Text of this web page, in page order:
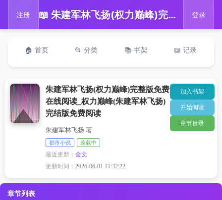
注册 📖 朱建军林飞扬(权力巅峰)完整版免费在线阅读_权力巅峰(朱建军林飞扬)完结版免费阅读 登录
🏠 首页 📂 分类 📚 书架 📖 记录
朱建军林飞扬(权力巅峰)完整版免费
在线阅读_权力巅峰(朱建军林飞扬)
完结版免费阅读
朱建军林飞扬 著
都市小说 连载中
最近更新：全文
更新时间：2026-06-01 11:32:22
加入书架
开始阅读
章节目录
章节列表